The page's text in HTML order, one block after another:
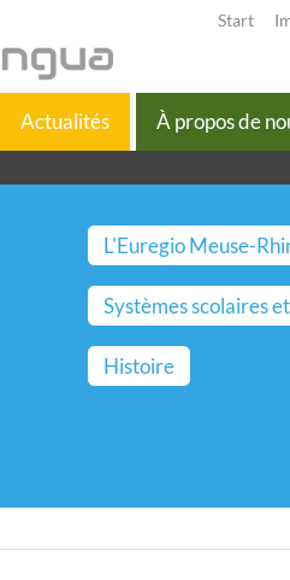
Start
Actualités À propos de
L'Euregio Meuse-
Systèmes scolaires
Histoire